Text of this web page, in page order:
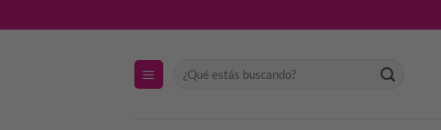
al
Buscar
por: